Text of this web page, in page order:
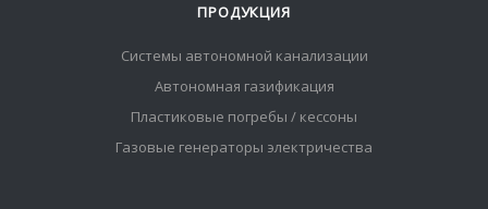
ПРОДУКЦИЯ
Системы автономной канализации
Автономная газификация
Пластиковые погребы / кессоны
Газовые генераторы электричества